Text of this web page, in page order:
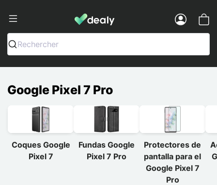
Dealy - Fundas y accesorios para
Rechercher
Google Pixel 7 Pro
Coques Google
Pixel 7
Fundas Google
Pixel 7 Pro
Protectores de
pantalla para el
Google Pixel 7
Pro